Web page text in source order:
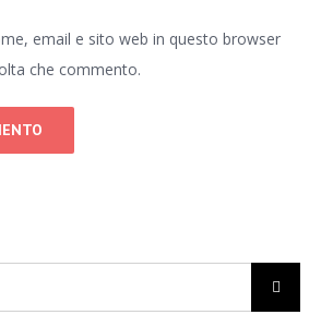
email e sito web in questo browser
che commento.